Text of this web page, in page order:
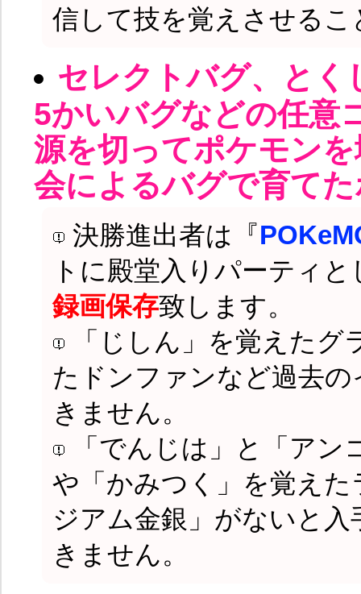
信して技を覚えさせるこ
セレクトバグ、とく
5かいバグなどの任意
源を切ってポケモン
会によるバグで育て
決勝進出者は『
トに殿堂入りパーティ
録画保存致します。
「じしん」を覚えたグ
たドンファンなど過去
きません。
「でんじは」と「アン
や「かみつく」を覚え
ジアム金銀」がないと
きません。